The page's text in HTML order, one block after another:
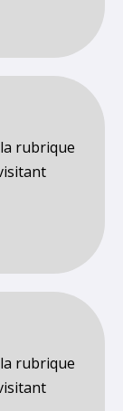
rubrique
rubrique